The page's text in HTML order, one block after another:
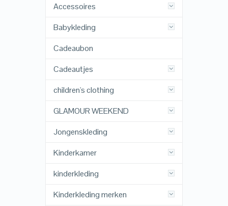
Accessoires
Babykleding
Cadeaubon
Cadeautjes
children's clothing
GLAMOUR WEEKEND
Jongenskleding
Kinderkamer
kinderkleding
Kinderkleding merken